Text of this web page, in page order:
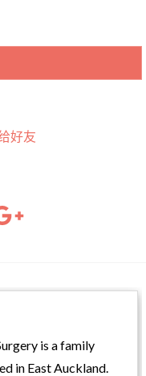
好友
is a family
in East Auckland.